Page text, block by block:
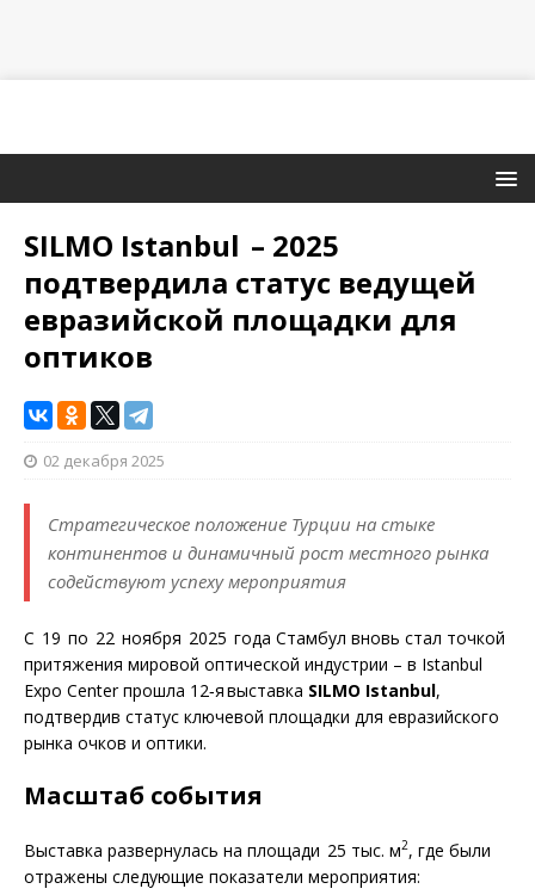
SILMO Istanbul – 2025
подтвердила статус ведущей
евразийской площадки для
оптиков
02 декабря 2025
Стратегическое положение Турции на стыке
континентов и динамичный рост местного рынка
содействуют успеху мероприятия
С 19 по 22 ноября 2025 года Стамбул вновь стал точкой
притяжения мировой оптической индустрии – в Istanbul
Expo Center прошла 12‑я выставка SILMO Istanbul,
подтвердив статус ключевой площадки для евразийского
рынка очков и оптики.
Масштаб события
Выставка развернулась на площади 25 тыс. м2, где были
отражены следующие показатели мероприятия: